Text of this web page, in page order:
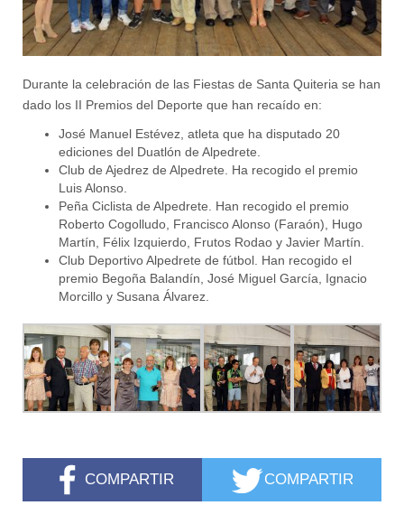
Durante la celebración de las Fiestas de Santa Quiteria se han
dado los II Premios del Deporte que han recaído en:
José Manuel Estévez, atleta que ha disputado 20
ediciones del Duatlón de Alpedrete.
Club de Ajedrez de Alpedrete. Ha recogido el premio
Luis Alonso.
Peña Ciclista de Alpedrete. Han recogido el premio
Roberto Cogolludo, Francisco Alonso (Faraón), Hugo
Martín, Félix Izquierdo, Frutos Rodao y Javier Martín.
Club Deportivo Alpedrete de fútbol. Han recogido el
premio Begoña Balandín, José Miguel García, Ignacio
Morcillo y Susana Álvarez.
COMPARTIR COMPARTIR